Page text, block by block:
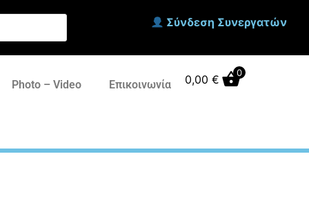
Σύνδεση Συνεργατών
Photo – Video Επικοινωνία 0,00 € 0